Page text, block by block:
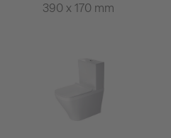
390 x 170 mm